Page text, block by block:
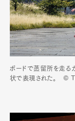
ボードで蒸留所を走る
状で表現された。 ©